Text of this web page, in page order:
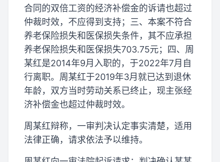
合同的双倍工资的经济补偿金的诉请也超过
仲裁时效，不应得到支持；三、本案不符合
养老保险损失和医保损失条件，其不应承担
养老保险损失和医保损失703.75元；四、周
某红是2014年9月入职的，于2022年7月自
行离职。周某红于2019年3月就已达到退休
年龄，双方当时劳动关系已终止，现主张经
济补偿金也超过仲裁时效。
周某红辩称，一审判决认定事实清楚，适用
法律正确，请求依法予以维持。